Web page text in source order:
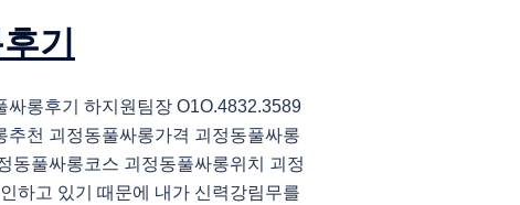
기
싸롱후기 하지원팀장 O1O.4832.3589
추천 괴정동풀싸롱가격 괴정동풀싸롱
동풀싸롱코스 괴정동풀싸롱위치 괴정
하고 있기 때문에 내가 신력강림무를